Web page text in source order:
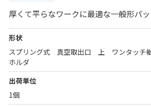
厚くて平らなワークに最適な一般形パッ
形状
スプリング式 真空取出口 上 ワンタッチ
ホルダ
出荷単位
1個